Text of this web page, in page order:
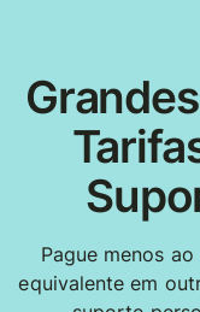
Pague menos
equivalente em